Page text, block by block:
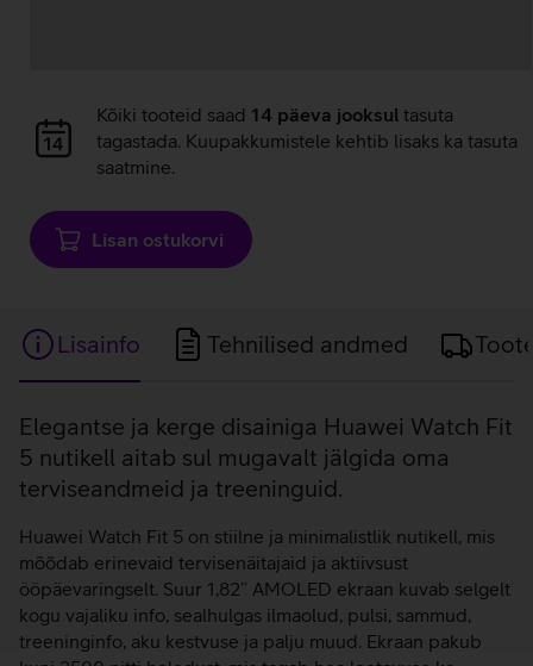
Andmete
laadimine
Kõiki tooteid saad 14 päeva jooksul tasuta
tagastada. Kuupakkumistele kehtib lisaks ka tasuta
saatmine.
Lisan ostukorvi
Lisainfo Tehnilised andmed
Lisainfo
Elegantse ja kerge disainiga Huawei Watch Fit
5 nutikell aitab sul mugavalt jälgida oma
terviseandmeid ja treeninguid.
Huawei Watch Fit 5 on stiilne ja minimalistlik nutikell, mis
mõõdab erinevaid tervisenäitajaid ja aktiivsust
ööpäevaringselt. Suur 1,82’’ AMOLED ekraan kuvab selgelt
kogu vajaliku info, sealhulgas ilmaolud, pulsi, sammud,
treeninginfo, aku kestvuse ja palju muud. Ekraan pakub